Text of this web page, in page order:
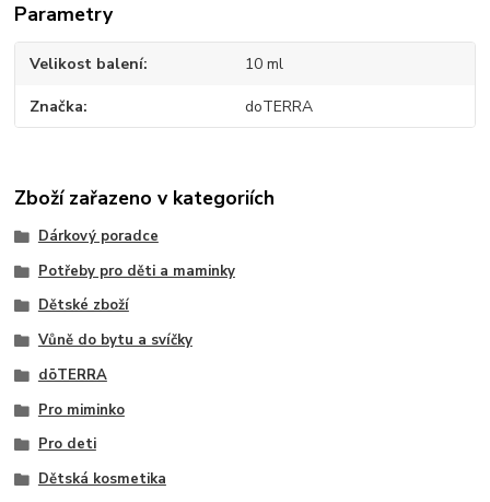
Parametry
Velikost balení 10 ml
Značka doTERRA
Zboží zařazeno v kategoriích
Dárkový poradce
Potřeby pro děti a maminky
Dětské zboží
Vůně do bytu a svíčky
dōTERRA
Pro miminko
Pro deti
Dětská kosmetika